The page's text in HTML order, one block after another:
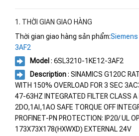
1. THỜI GIAN GIAO HÀNG
Thời gian giao hàng sản phẩm:
3AF2
Model: 6SL3210-1KE12-3AF2
Description: SINAMICS G120C
WITH 150% OVERLOAD FOR 3 SEC
47-63HZ INTEGRATED FILTER CLASS A
2DO,1AI,1AO SAFE TORQUE OFF
PROFINET-PN PROTECTION: IP20/ UL
173X73X178(HXWXD) EXTERNAL 24V